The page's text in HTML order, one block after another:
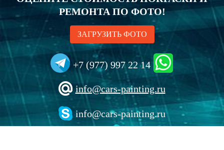
РЕМОНТА ПО ФОТО!
ЗАГРУЗИТЬ ФОТО
+7 (977) 997 22 14
info@cars-painting.ru
info@cars-painting.ru